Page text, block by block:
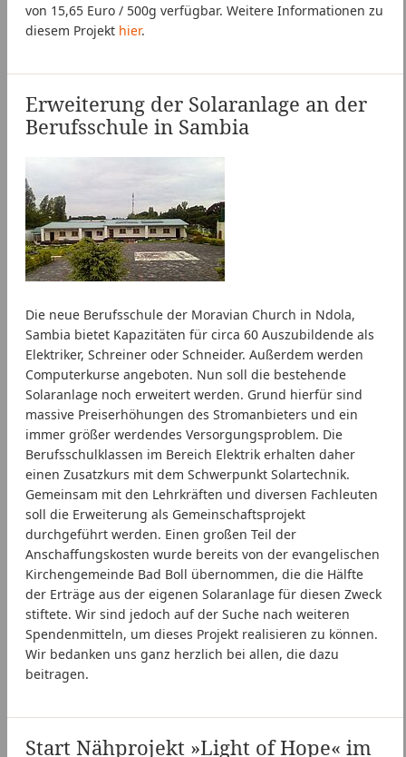
von 15,65 Euro / 500g verfügbar. Weitere Informationen zu
diesem Projekt hier.
Erweiterung der Solaranlage an der
Berufsschule in Sambia
Die neue Berufsschule der Moravian Church in Ndola,
Sambia bietet Kapazitäten für circa 60 Auszubildende als
Elektriker, Schreiner oder Schneider. Außerdem werden
Computerkurse angeboten. Nun soll die bestehende
Solaranlage noch erweitert werden. Grund hierfür sind
massive Preiserhöhungen des Stromanbieters und ein
immer größer werdendes Versorgungsproblem. Die
Berufsschulklassen im Bereich Elektrik erhalten daher
einen Zusatzkurs mit dem Schwerpunkt Solartechnik.
Gemeinsam mit den Lehrkräften und diversen Fachleuten
soll die Erweiterung als Gemeinschaftsprojekt
durchgeführt werden. Einen großen Teil der
Anschaffungskosten wurde bereits von der evangelischen
Kirchengemeinde Bad Boll übernommen, die die Hälfte
der Erträge aus der eigenen Solaranlage für diesen Zweck
stiftete. Wir sind jedoch auf der Suche nach weiteren
Spendenmitteln, um dieses Projekt realisieren zu können.
Wir bedanken uns ganz herzlich bei allen, die dazu
beitragen.
Start Nähprojekt »Light of Hope« im